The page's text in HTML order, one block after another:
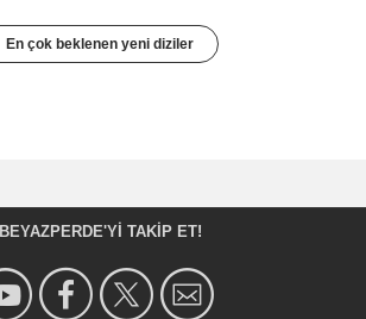
En çok beklenen yeni diziler
BEYAZPERDE'YI TAKIP ET!